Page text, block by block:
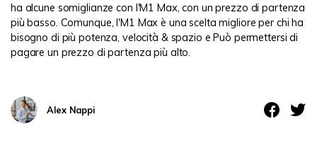
ha alcune somiglianze con l'M1 Max, con un prezzo di partenza
più basso. Comunque, l'M1 Max è una scelta migliore per chi ha
bisogno di più potenza, velocità & spazio e Può permettersi di
pagare un prezzo di partenza più alto.
Alex Nappi